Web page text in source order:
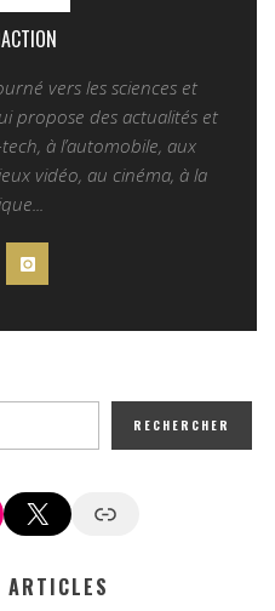
vers les sciences et
propose des actualités et
à l’automobile, aux
vidéo, au cinéma, à la
RECHERCHER
X Google News
ARTICLES